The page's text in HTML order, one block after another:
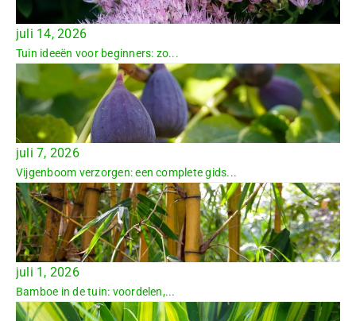
juli 14, 2026
Tuin ideeën voor beginners: zo...
juli 7, 2026
Vijgenboom verzorgen: een complete gids...
juli 1, 2026
Bamboe in de tuin: voordelen,...